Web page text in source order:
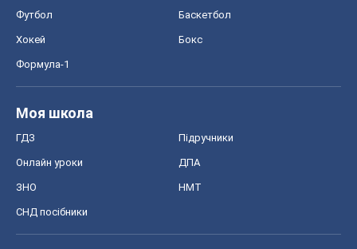
Футбол Баскетбол
Хокей Бокс
Формула-1
Моя школа
ГДЗ Підручники
Онлайн уроки ДПА
ЗНО НМТ
СНД посібники